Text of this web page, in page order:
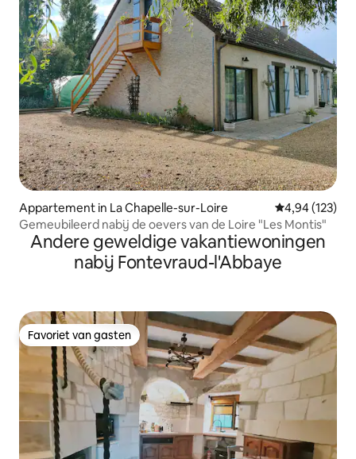
Appartement in La Chapelle-sur-Loire Gemiddelde
4,94 (123)
Gemeubileerd nabij de oevers van de Loire "Les Montis"
Andere geweldige vakantiewoningen
nabij Fontevraud-l'Abbaye
Favoriet van gasten
Favoriet van gasten